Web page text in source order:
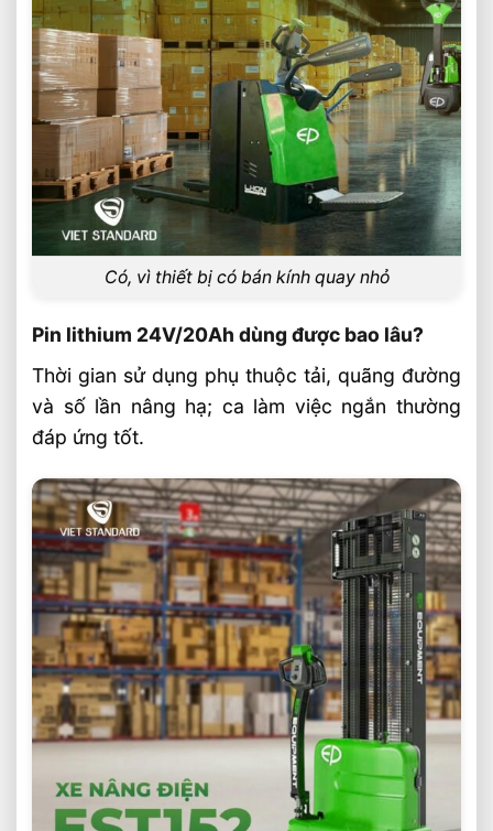
Có, vì thiết bị có bán kính quay nhỏ
Pin lithium 24V/20Ah dùng được bao lâu?
Thời gian sử dụng phụ thuộc tải, quãng đường
và số lần nâng hạ; ca làm việc ngắn thường
đáp ứng tốt.